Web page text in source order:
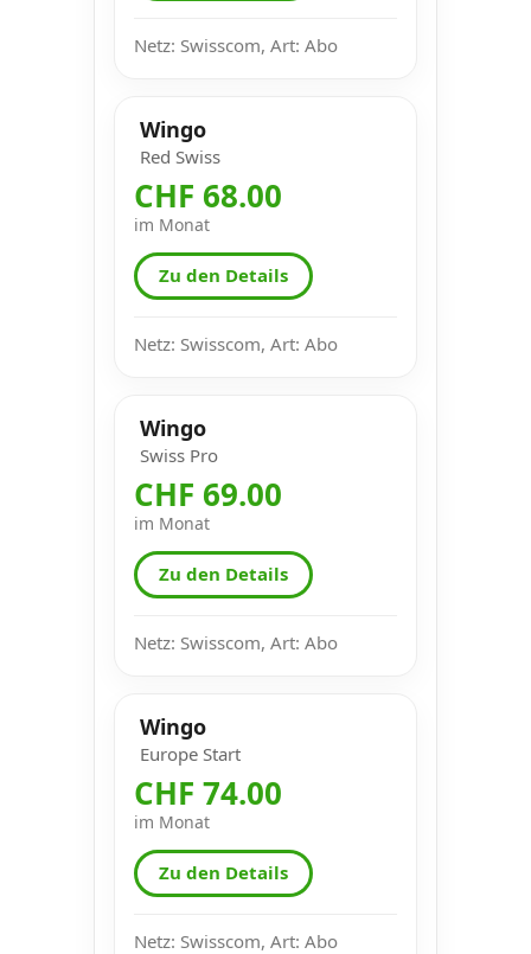
Netz: Swisscom, Art: Abo
Wingo
Red Swiss
CHF 68.00
im Monat
Zu den Details
Netz: Swisscom, Art: Abo
Wingo
Swiss Pro
CHF 69.00
im Monat
Zu den Details
Netz: Swisscom, Art: Abo
Wingo
Europe Start
CHF 74.00
im Monat
Zu den Details
Netz: Swisscom, Art: Abo